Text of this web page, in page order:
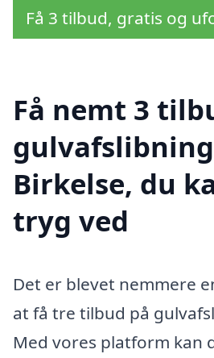
Få 3 tilbud, gratis og
Få nemt 3
Birkelse, du
tryg ved
Det er blevet nemmere
at få tre tilbud på
Med vores platform kan